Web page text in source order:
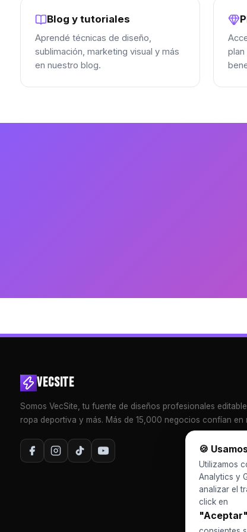
Blog y tutoriales
Aprendé técnicas de diseño,
sublimación, marketing visual y más
en nuestro blog.
plan
VECSITE
Somos VecSite, tu fuente de diseños profesionales
ropa deportiva y más. Más de 15,000 negocios confían en
🍪
Utilizamos
Analytics y
analizar el
click en
"Aceptar"